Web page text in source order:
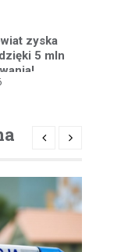
zyska
5 mln